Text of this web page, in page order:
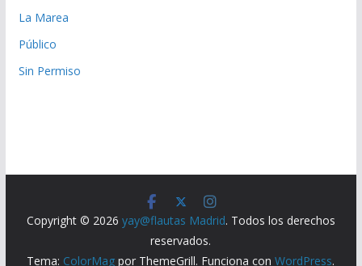
La Marea
Público
Sin Permiso
Copyright © 2026 yay@flautas Madrid. Todos los derechos
reservados.
Tema: ColorMag por ThemeGrill. Funciona conWordPress.